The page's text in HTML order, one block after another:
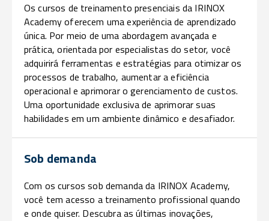
Os cursos de treinamento presenciais da IRINOX
Academy oferecem uma experiência de aprendizado
única. Por meio de uma abordagem avançada e
prática, orientada por especialistas do setor, você
adquirirá ferramentas e estratégias para otimizar os
processos de trabalho, aumentar a eficiência
operacional e aprimorar o gerenciamento de custos.
Uma oportunidade exclusiva de aprimorar suas
habilidades em um ambiente dinâmico e desafiador.
Sob demanda
Com os cursos sob demanda da IRINOX Academy,
você tem acesso a treinamento profissional quando
e onde quiser. Descubra as últimas inovações,